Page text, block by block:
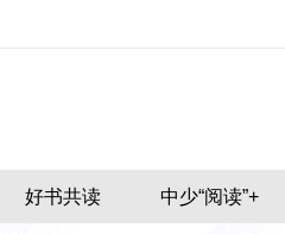
好书共读 中少“阅读”+